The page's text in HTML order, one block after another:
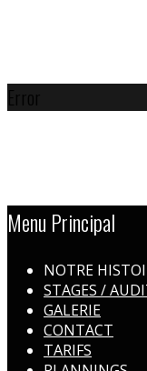
Error
Menu Principal
NOTRE
STAGES /
GALERIE
CONTACT
TARIFS